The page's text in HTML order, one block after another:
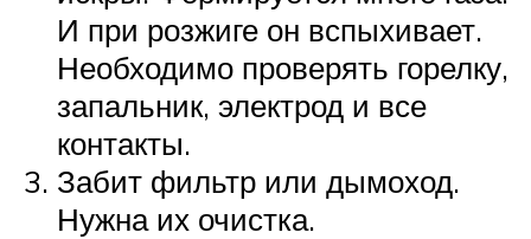
И при розжиге он вспыхивает.
Необходимо проверять горелку,
запальник, электрод и все
контакты.
Забит фильтр или дымоход.
Нужна их очистка.